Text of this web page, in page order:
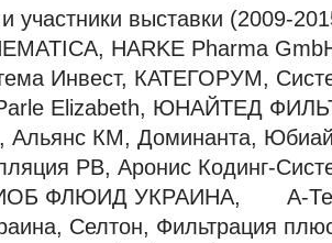
участники выставки (2009-
HARKE Pharma
Инвест, КАТЕГОРУМ,
Elizabeth, ЮНАЙТЕД
Альянс КМ, Доминанта,
РВ, Аронис Кодинг-
ФЛЮИД УКРАИНА, А-Текс,
Селтон, Фильтрация